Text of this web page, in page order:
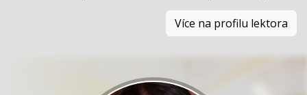
Více na profilu lektora